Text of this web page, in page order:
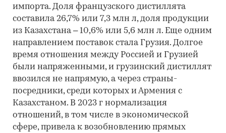
импорта. Доля французского дистиллята
составила 26,7% или 7,3 млн л, доля продукции
из Казахстана – 10,6% или 5,6 млн л. Еще одним
направлением поставок стала Грузия. Долгое
время отношения между Россией и Грузией
были напряженными, и грузинский дистиллят
ввозился не напрямую, а через страны-
посредники, среди которых и Армения с
Казахстаном. В 2023 г нормализация
отношений, в том числе в экономической
сфере, привела к возобновлению прямых